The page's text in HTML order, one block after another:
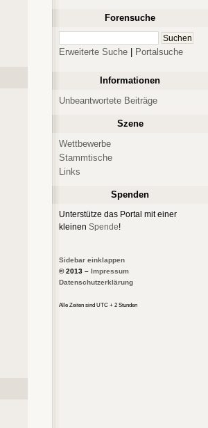
Forensuche
Erweiterte Suche Portalsuche
Informationen
Unbeantwortete Beiträge
Szene
Wettbewerbe
Stammtische
Links
Spenden
Unterstütze das Portal mit einer
kleinen Spende!
Sidebar einklappen
© 2013 – Impressum
Datenschutzerklärung
Alle Zeiten sind UTC + 2 Stunden